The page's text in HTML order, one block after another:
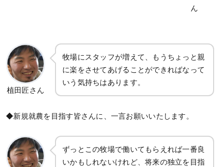
ん
植田匠さん
牧場にスタッフが増えて、もうちょっと親
に楽をさせてあげることができればなって
いう気持ちはあります。
◆新規就農を目指す皆さんに、一言お願いいたします。
ずっとこの牧場で働いてもらえれば一番良
いかもしれないけれど、将来の独立を目指